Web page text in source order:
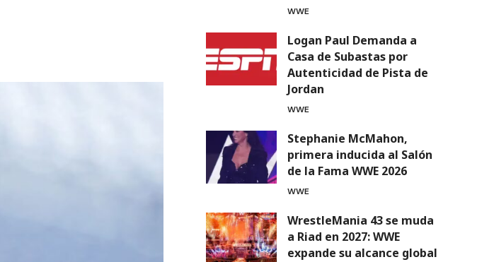
WWE
Logan Paul Demanda a
Casa de Subastas por
Autenticidad de Pista de
Jordan
WWE
Stephanie McMahon,
primera inducida al Salón
de la Fama WWE 2026
WWE
WrestleMania 43 se muda
a Riad en 2027: WWE
expande su alcance global